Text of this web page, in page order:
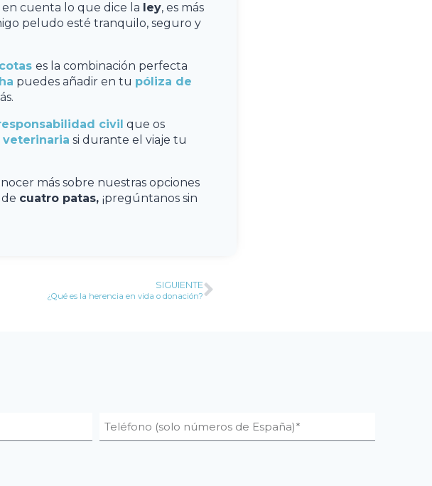
cuenta lo que dice la ley, es más
peludo esté tranquilo, seguro y
es la combinación perfecta
puedes añadir en tu póliza de
civil que os
veterinaria si durante el viaje tu
más sobre nuestras opciones
cuatro patas, ¡pregúntanos sin
SIGUIENTE
¿Qué es la herencia en vida o donación?